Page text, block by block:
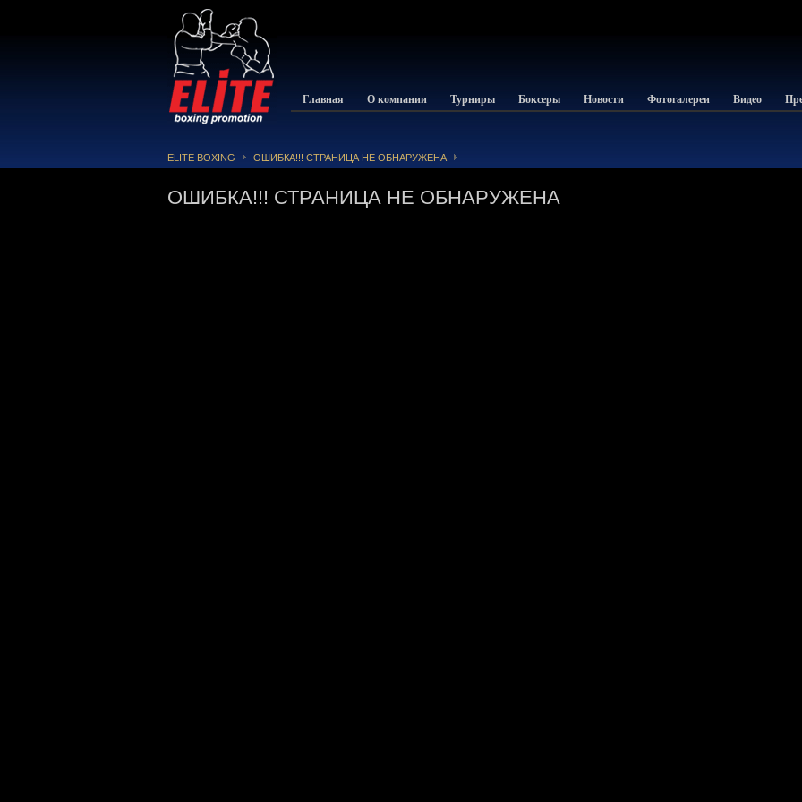
Главная О компании Турниры Боксеры Новости Фотогалереи Видео
ELITE BOXING ОШИБКА!!! СТРАНИЦА НЕ ОБНАРУЖЕНА
ОШИБКА!!! СТРАНИЦА НЕ ОБНАРУЖЕНА